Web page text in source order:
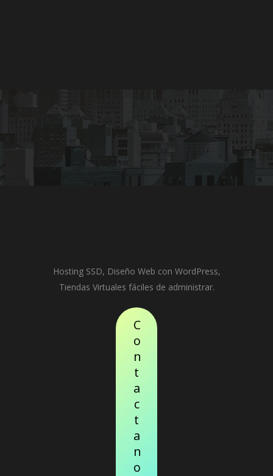
Hosting SSD, Diseño Web con WordPress,
Tiendas Virtuales fáciles de administrar.
C
o
n
t
a
c
t
a
n
o